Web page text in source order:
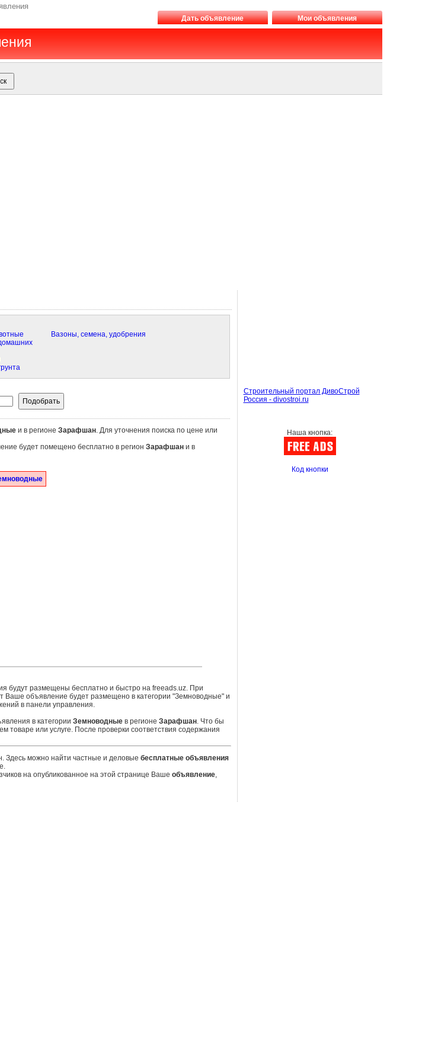
Дать объявление Мои объявления
Вазоны, семена, удобрения
и в регионе Зарафшан. Для уточнения поиска по цене или
будет помещено бесплатно в регион Зарафшани в
будут размещены бесплатно и быстро на freeads.uz. При
Ваше объявление будет размещено в категории "Земноводные" и
в панели управления.
в категории Земноводныев регионе Зарафшан. Что бы
или услуге. После проверки соответствия содержания
можно найти частные и деловые бесплатные объявления
на опубликованное на этой странице Ваше объявление,
Строительный портал ДивоСтрой
Россия - divostroi.ru
Наша кнопка:
Код кнопки